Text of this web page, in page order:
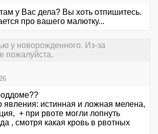
у Вас дела? Вы хоть отпишитесь.
про вашего малютку...
у новорожденного. Из-за
пожалуйста.
явления: истинная и ложная мелена,
+ при рвоте могли лопнуть
, смотря какая кровь в рвотных